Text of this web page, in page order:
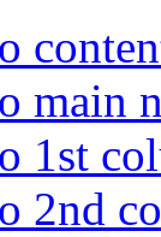
main
1st
2nd